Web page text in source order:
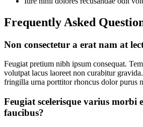
Frequently Asked
Non consectetur a erat nam at
Feugiat pretium nibh ipsum consequat.
volutpat lacus laoreet non curabitur
fringilla urna porttitor rhoncus dolor purus
Feugiat scelerisque varius morbi
faucibus?